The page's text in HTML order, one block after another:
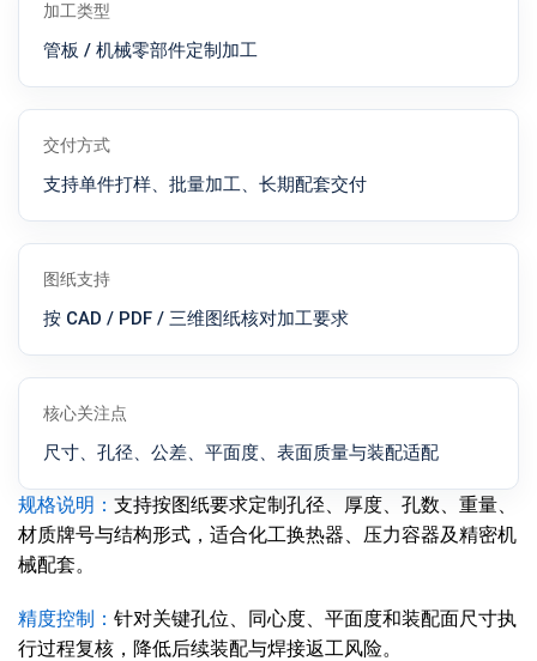
加工类型
管板 / 机械零部件定制加工
交付方式
支持单件打样、批量加工、长期配套交付
图纸支持
按 CAD / PDF / 三维图纸核对加工要求
核心关注点
尺寸、孔径、公差、平面度、表面质量与装配适配
规格说明： 支持按图纸要求定制孔径、厚度、孔数、重量、
材质牌号与结构形式，适合化工换热器、压力容器及精密机
械配套。
精度控制： 针对关键孔位、同心度、平面度和装配面尺寸执
行过程复核，降低后续装配与焊接返工风险。